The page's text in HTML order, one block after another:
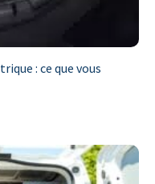
: ce que vous